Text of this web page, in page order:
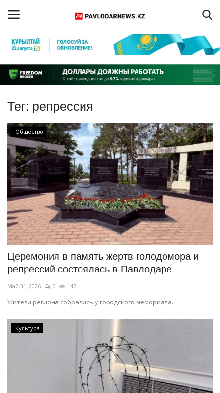
Регистрация
Главная
Обратная связь
ПАВЛОДАРСКАЯ ОБЛАСТЬ
КАЗАХСТАН
МИР
СПЕЦПРОЕКТЫ
СПОРТ
Чек-лист
РАЗВЛЕЧЕНИЯ
Тег: репрессия
Общество
Церемония в память жертв голодомора и
репрессий состоялась в Павлодаре
Май 31, 2026 0 147
Жители региона собрались у городского мемориала.
Культура